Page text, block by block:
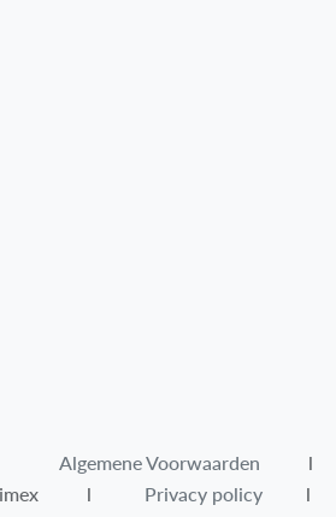
Algemene Voorwaarden​
l
l Privacy policy
l